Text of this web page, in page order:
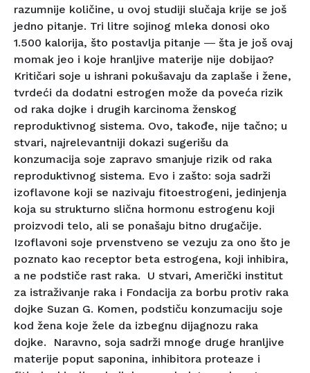
razumnije količine, u ovoj studiji slučaja krije se još
jedno pitanje. Tri litre sojinog mleka donosi oko
1.500 kalorija, što postavlja pitanje ― šta je još ovaj
momak jeo i koje hranljive materije nije dobijao?
Kritičari soje u ishrani pokušavaju da zaplaše i žene,
tvrdeći da dodatni estrogen može da poveća rizik
od raka dojke i drugih karcinoma ženskog
reproduktivnog sistema. Ovo, takođe, nije tačno; u
stvari, najrelevantniji dokazi sugerišu da
konzumacija soje zapravo smanjuje rizik od raka
reproduktivnog sistema. Evo i zašto: soja sadrži
izoflavone koji se nazivaju fitoestrogeni, jedinjenja
koja su strukturno slična hormonu estrogenu koji
proizvodi telo, ali se ponašaju bitno drugačije.
Izoflavoni soje prvenstveno se vezuju za ono što je
poznato kao receptor beta estrogena, koji inhibira,
a ne podstiče rast raka. U stvari, Američki institut
za istraživanje raka i Fondacija za borbu protiv raka
dojke Suzan G. Komen, podstiču konzumaciju soje
kod žena koje žele da izbegnu dijagnozu raka
dojke. Naravno, soja sadrži mnoge druge hranljive
materije poput saponina, inhibitora proteaze i